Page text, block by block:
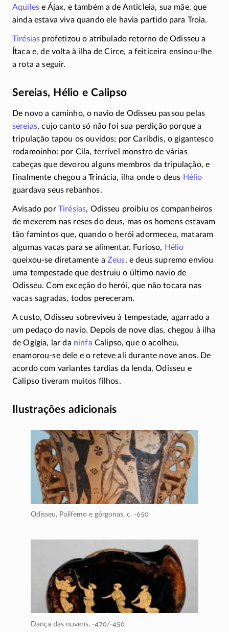
Aquiles e Ájax, e também a de Anticleia, sua mãe, que
ainda estava viva quando ele havia partido para Troia.
Tirésias profetizou o atribulado retorno de Odisseu a
Ítaca e, de volta à ilha de Circe, a feiticeira ensinou-lhe
a rota a seguir.
Sereias, Hélio e Calipso
De novo a caminho, o navio de Odisseu passou pelas
sereias, cujo canto só não foi sua perdição porque a
tripulação tapou os ouvidos; por Caríbdis, o gigantesco
rodamoinho; por Cila, terrível monstro de várias
cabeças que devorou alguns membros da tripulação, e
finalmente chegou a Trinácia, ilha onde o deus Hélio
guardava seus rebanhos.
Avisado por Tirésias, Odisseu proibiu os companheiros
de mexerem nas reses do deus, mas os homens estavam
tão famintos que, quando o herói adormeceu, mataram
algumas vacas para se alimentar. Furioso, Hélio
queixou-se diretamente aZeus, e deus supremo enviou
uma tempestade que destruiu o último navio de
Odisseu. Com exceção do herói, que não tocara nas
vacas sagradas, todos pereceram.
A custo, Odisseu sobreviveu à tempestade, agarrado a
um pedaço do navio. Depois de nove dias, chegou à ilha
de Ogígia, lar da ninfa Calipso, que o acolheu,
enamorou-sedele e o reteve ali durante nove anos. De
acordo com variantes tardias da lenda, Odisseu e
Calipso tiveram muitos filhos.
Ilustrações adicionais
Odisseu, Polifemo e górgonas, c. -650
Dança das nuvens, -470/-450